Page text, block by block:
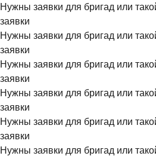
Нужны заявки для бригад или
заявки
Нужны заявки для бригад или
заявки
Нужны заявки для бригад или
заявки
Нужны заявки для бригад или
заявки
Нужны заявки для бригад или
заявки
Нужны заявки для бригад или